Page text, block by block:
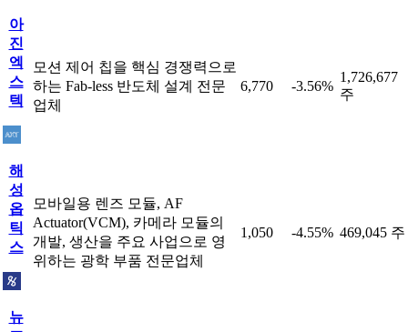
아
진
엑
스
텍
모션 제어 칩을 핵심 경쟁력으로
하는 Fab-less 반도체 설계 전문
업체
6,770 -3.56%
1,726,677
주
해
성
옵
틱
스
모바일용 렌즈 모듈, AF
Actuator(VCM), 카메라 모듈의
개발, 생산을 주요 사업으로 영
위하는 광학 부품 전문업체
1,050 -4.55% 469,045 주
뉴